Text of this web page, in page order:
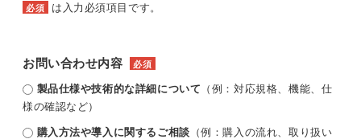
必須 は入力必須項目です。
お問い合わせ内容 必須
製品仕様や技術的な詳細について （例：対応規格、機能、仕
様の確認など）
購入方法や導入に関するご相談 （例：購入の流れ、取り扱い